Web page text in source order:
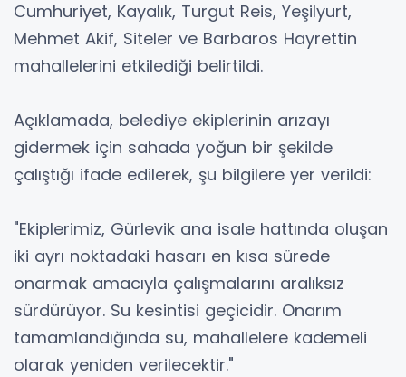
Cumhuriyet, Kayalık, Turgut Reis, Yeşilyurt,
Mehmet Akif, Siteler ve Barbaros Hayrettin
mahallelerini etkilediği belirtildi.
Açıklamada, belediye ekiplerinin arızayı
gidermek için sahada yoğun bir şekilde
çalıştığı ifade edilerek, şu bilgilere yer verildi:
"Ekiplerimiz, Gürlevik ana isale hattında oluşan
iki ayrı noktadaki hasarı en kısa sürede
onarmak amacıyla çalışmalarını aralıksız
sürdürüyor. Su kesintisi geçicidir. Onarım
tamamlandığında su, mahallelere kademeli
olarak yeniden verilecektir."